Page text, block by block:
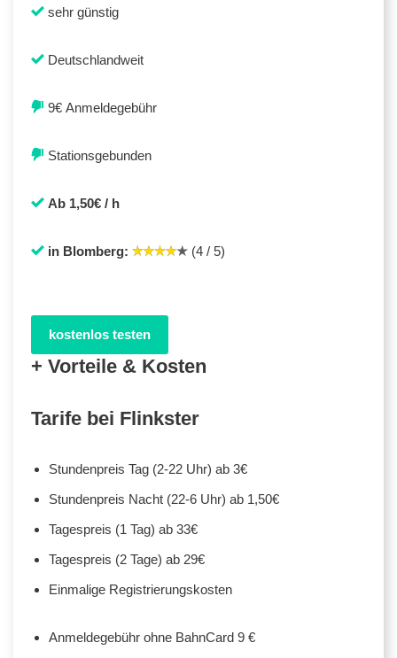
sehr günstig
Deutschlandweit
9€ Anmeldegebühr
Stationsgebunden
Ab 1,50€ / h
in Blomberg: (4 / 5)
kostenlos testen
+ Vorteile & Kosten
Tarife bei Flinkster
Stundenpreis Tag (2-22 Uhr) ab 3€
Stundenpreis Nacht (22-6 Uhr) ab 1,50€
Tagespreis (1 Tag) ab 33€
Tagespreis (2 Tage) ab 29€
Einmalige Registrierungskosten
Anmeldegebühr ohne BahnCard 9 €